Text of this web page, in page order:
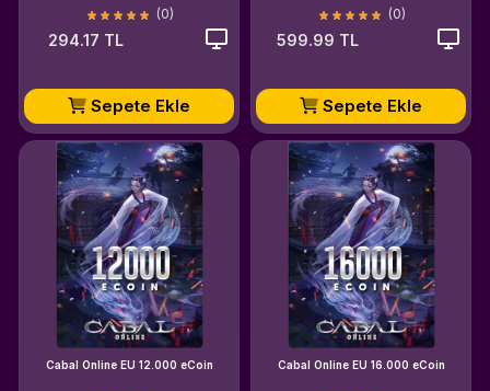
(0)
294.17 TL
Sepete Ekle
(0)
599.99 TL
Sepete Ekle
Cabal Online EU 12.000 eCoin Cabal Online EU 16.000 eCoin